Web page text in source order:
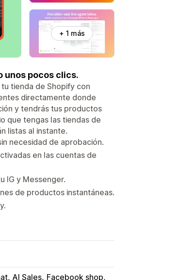
+ 1 más
unos pocos clics.
tienda de Shopify con
directamente donde
y tendrás tus productos
que tengas las tiendas de
listas al instante.
necesidad de aprobación.
en las cuentas de
IG y Messenger.
de productos instantáneas.
AI Sales Facebook shop